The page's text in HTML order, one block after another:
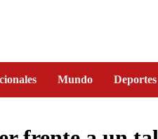
Mundo Deportes